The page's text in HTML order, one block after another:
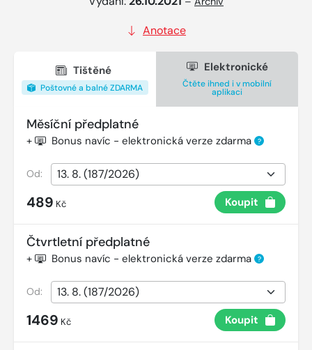
Anotace
Tištěné
Poštovné a balné ZDARMA
Elektronické
Čtěte ihned i v mobilní
aplikaci
Měsíční předplatné
+ Bonus navíc - elektronická verze zdarma ?
Od:
489 Kč Koupit
Čtvrtletní předplatné
+ Bonus navíc - elektronická verze zdarma ?
Od:
1469 Kč Koupit